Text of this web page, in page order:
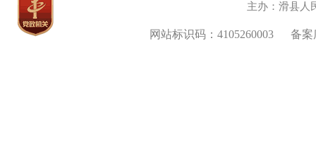
主办：滑县人
网站标识码：4105260003 备案